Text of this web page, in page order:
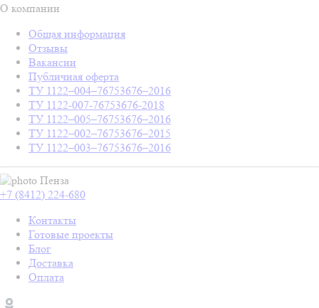
О компании
Общая информация
Отзывы
Вакансии
Публичная оферта
ТУ 1122–004–76753676–2016
ТУ 1122-007-76753676-2018
ТУ 1122–005–76753676–2016
ТУ 1122–002–76753676–2015
ТУ 1122–003–76753676–2016
Пенза
+7 (8412) 224-680
Контакты
Готовые проекты
Блог
Доставка
Оплата